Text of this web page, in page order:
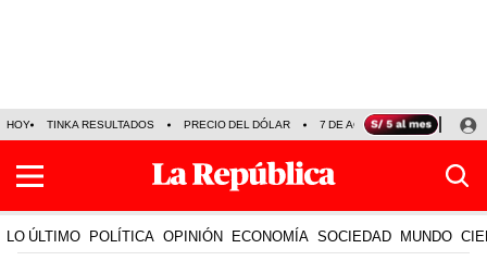
HOY TINKA RESULTADOS PRECIO DEL DÓLAR 7 DE AGOSTO OLLANTA
LO ÚLTIMO POLÍTICA OPINIÓN ECONOMÍA SOCIEDAD MUNDO